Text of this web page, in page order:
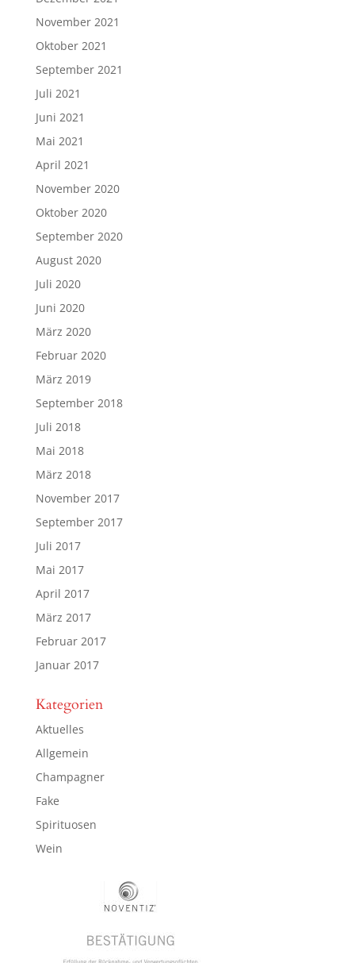
November 2021
Oktober 2021
September 2021
Juli 2021
Juni 2021
Mai 2021
April 2021
November 2020
Oktober 2020
September 2020
August 2020
Juli 2020
Juni 2020
März 2020
Februar 2020
März 2019
September 2018
Juli 2018
Mai 2018
März 2018
November 2017
September 2017
Juli 2017
Mai 2017
April 2017
März 2017
Februar 2017
Januar 2017
Kategorien
Aktuelles
Allgemein
Champagner
Fake
Spirituosen
Wein